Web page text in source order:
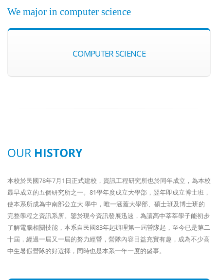
We major in computer science
COMPUTER SCIENCE
OUR HISTORY
本校於民國78年7月1日正式建校，資訊工程研究所也於同年成立，為本校
最早成立的五個研究所之一。81學年度成立大學部，翌年即成立博士班，
使本系所成為中南部公立大 學中，唯一涵蓋大學部、碩士班及博士班的
完整學程之資訊系所。鑒於現今資訊發展迅速，為讓高中莘莘學子能初步
了解電腦相關技能，本系自民國83年起辦理第一屆營隊起，至今已是第二
十屆，經過一屆又一屆的努力經營，營隊內容日益充實有趣，成為不少高
中生暑假營隊的好選擇，同時也是本系一年一度的盛事。